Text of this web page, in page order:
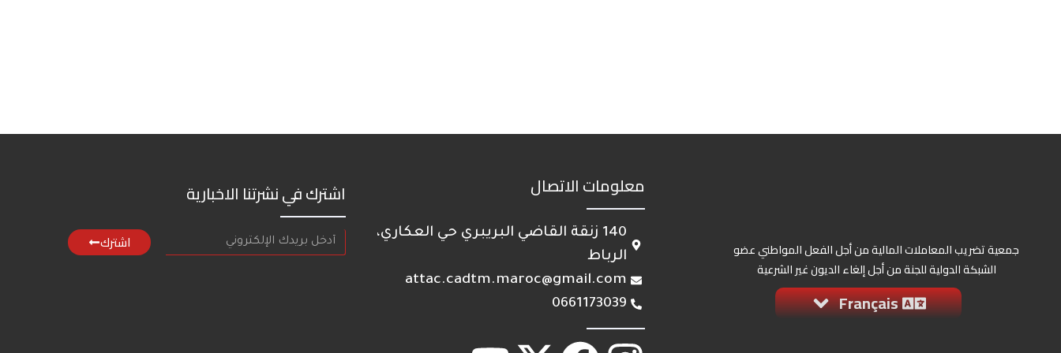
اشترك في نشرتنا الاخبارية
اشترك
معلومات الاتصال
140 زنقة القاضي البريبري حي العكاري،
الرباط
attac.cadtm.maroc@gmail.com
0661173039
جمعية تضريب المعاملات المالية من أجل الفعل المواطني عضو
الشبكة الدولية للجنة من أجل إلغاء الديون غير الشرعية
Français